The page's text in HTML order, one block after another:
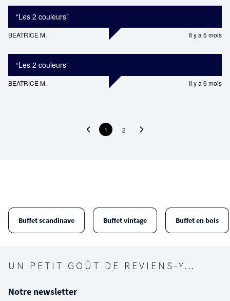
“Les 2 couleurs”
BEATRICE M. Il y a 5 mois
“Les 2 couleurs”
BEATRICE M. Il y a 6 mois
1 2
Buffet scandinave Buffet vintage Buffet en bois
UN PETIT GOÛT DE REVIENS-Y…
Notre newsletter